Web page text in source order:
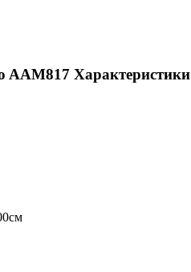
AAM817 Характеристики